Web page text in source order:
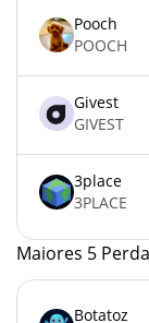
Pooch
POOCH
Givest
GIVEST
3place
3PLACE
Maiores 5
Botatoz